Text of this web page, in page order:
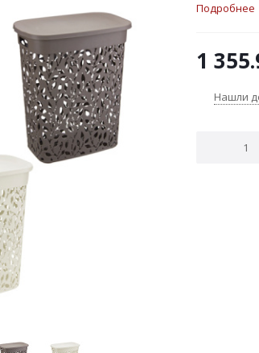
Подробнее
1
Нашли